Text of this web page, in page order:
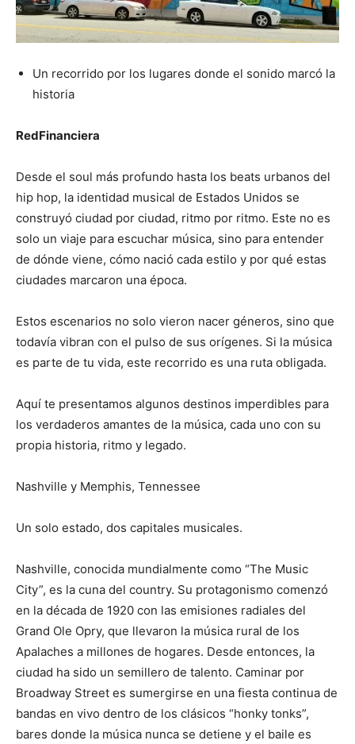
Un recorrido por los lugares donde el sonido marcó la
historia
RedFinanciera
Desde el soul más profundo hasta los beats urbanos del
hip hop, la identidad musical de Estados Unidos se
construyó ciudad por ciudad, ritmo por ritmo. Este no es
solo un viaje para escuchar música, sino para entender
de dónde viene, cómo nació cada estilo y por qué estas
ciudades marcaron una época.
Estos escenarios no solo vieron nacer géneros, sino que
todavía vibran con el pulso de sus orígenes. Si la música
es parte de tu vida, este recorrido es una ruta obligada.
Aquí te presentamos algunos destinos imperdibles para
los verdaderos amantes de la música, cada uno con su
propia historia, ritmo y legado.
Nashville y Memphis, Tennessee
Un solo estado, dos capitales musicales.
Nashville, conocida mundialmente como “The Music
City”, es la cuna del country. Su protagonismo comenzó
en la década de 1920 con las emisiones radiales del
Grand Ole Opry, que llevaron la música rural de los
Apalaches a millones de hogares. Desde entonces, la
ciudad ha sido un semillero de talento. Caminar por
Broadway Street es sumergirse en una fiesta continua de
bandas en vivo dentro de los clásicos “honky tonks”,
bares donde la música nunca se detiene y el baile es